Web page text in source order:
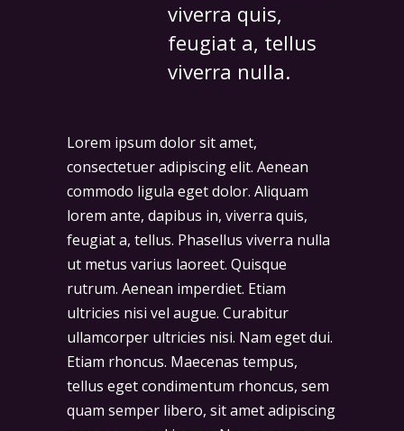
viverra quis,
feugiat a, tellus
viverra nulla.
Lorem ipsum dolor sit amet,
consectetuer adipiscing elit. Aenean
commodo ligula eget dolor. Aliquam
lorem ante, dapibus in, viverra quis,
feugiat a, tellus. Phasellus viverra nulla
ut metus varius laoreet. Quisque
rutrum. Aenean imperdiet. Etiam
ultricies nisi vel augue. Curabitur
ullamcorper ultricies nisi. Nam eget dui.
Etiam rhoncus. Maecenas tempus,
tellus eget condimentum rhoncus, sem
quam semper libero, sit amet adipiscing